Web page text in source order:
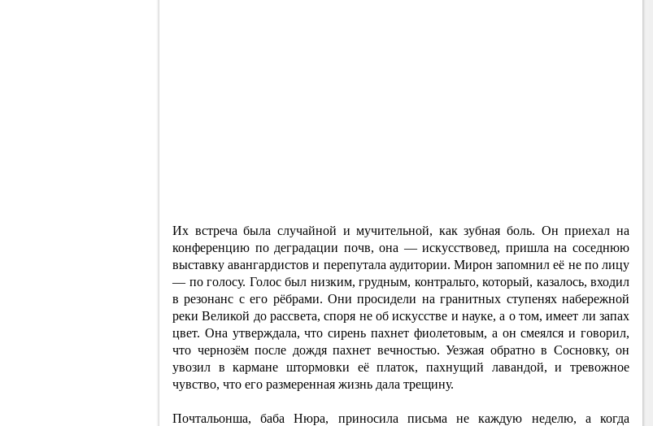
Их встреча была случайной и мучительной, как зубная боль. Он приехал на
конференцию по деградации почв, она — искусствовед, пришла на соседнюю
выставку авангардистов и перепутала аудитории. Мирон запомнил её не по лицу
— по голосу. Голос был низким, грудным, контральто, который, казалось, входил
в резонанс с его рёбрами. Они просидели на гранитных ступенях набережной
реки Великой до рассвета, споря не об искусстве и науке, а о том, имеет ли запах
цвет. Она утверждала, что сирень пахнет фиолетовым, а он смеялся и говорил,
что чернозём после дождя пахнет вечностью. Уезжая обратно в Сосновку, он
увозил в кармане штормовки её платок, пахнущий лавандой, и тревожное
чувство, что его размеренная жизнь дала трещину.
Почтальонша, баба Нюра, приносила письма не каждую неделю, а когда